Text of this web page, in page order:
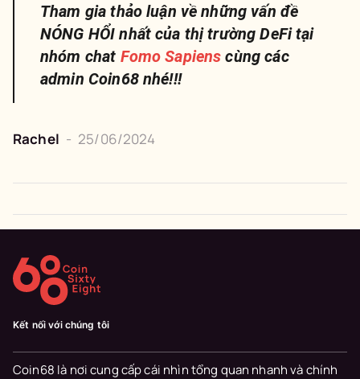
Tham gia thảo luận về những vấn đề
NÓNG HỔI nhất của thị trường DeFi tại
nhóm chat Fomo Sapiens cùng các
admin Coin68 nhé!!!
Rachel - 25/06/2024
Kết nối với chúng tôi
Coin68 là nơi cung cấp cái nhìn tổng quan nhanh và chính